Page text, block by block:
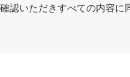
認いただきすべての内容